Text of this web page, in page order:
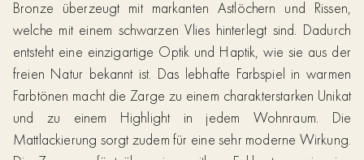
Bronze überzeugt mit markanten Astlöchern und Rissen,
welche mit einem schwarzen Vlies hinterlegt sind. Dadurch
entsteht eine einzigartige Optik und Haptik, wie sie aus der
freien Natur bekannt ist. Das lebhafte Farbspiel in warmen
Farbtönen macht die Zarge zu einem charakterstarken Unikat
und zu einem Highlight in jedem Wohnraum. Die
Mattlackierung sorgt zudem für eine sehr moderne Wirkung.